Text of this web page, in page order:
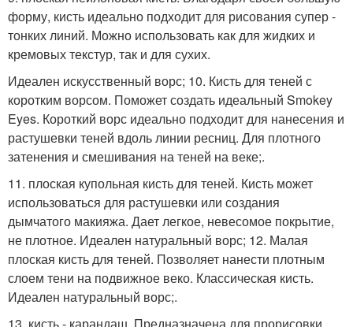
форму, кисть идеально подходит для рисования супер -
тонких линий. Можно использовать как для жидких и
кремовых текстур, так и для сухих.
Идеален искусственный ворс; 10. Кисть для теней с
коротким ворсом. Поможет создать идеальный Smokey
Eyes. Короткий ворс идеально подходит для нанесения и
растушевки теней вдоль линии ресниц. Для плотного
затенения и смешивания на теней на веке;.
11. плоская купольная кисть для теней. Кисть может
использоваться для растушевки или создания
дымчатого макияжа. Дает легкое, невесомое покрытие,
не плотное. Идеален натуральный ворс; 12. Малая
плоская кисть для теней. Позволяет нанести плотным
слоем тени на подвижное веко. Классическая кисть.
Идеален натуральный ворс;.